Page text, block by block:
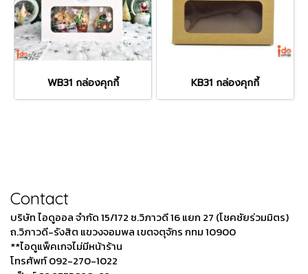
WB31 กล่องคุกกี้ KB31 กล่องคุกกี้
Contact
บริษัท ไอดูออล จำกัด 15/172 ซ.วิภาวดี 16 แยก 27 (โชคชัยร่วมมิตร)
ถ.วิภาวดี-รังสิต แขวงจอมพล เขตจตุจักร กทม 10900
**ไอดูแพ็คเกจไม่มีหน้าร้าน
โทรศัพท์ 092-270-1022